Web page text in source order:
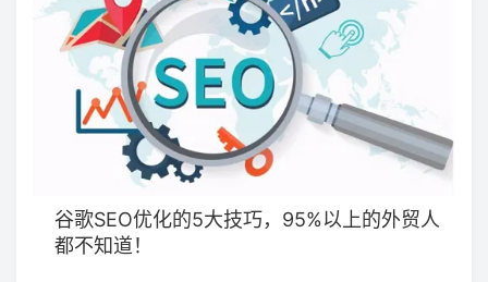
谷歌SEO优化的5大技巧，95%以上的外贸人
都不知道！